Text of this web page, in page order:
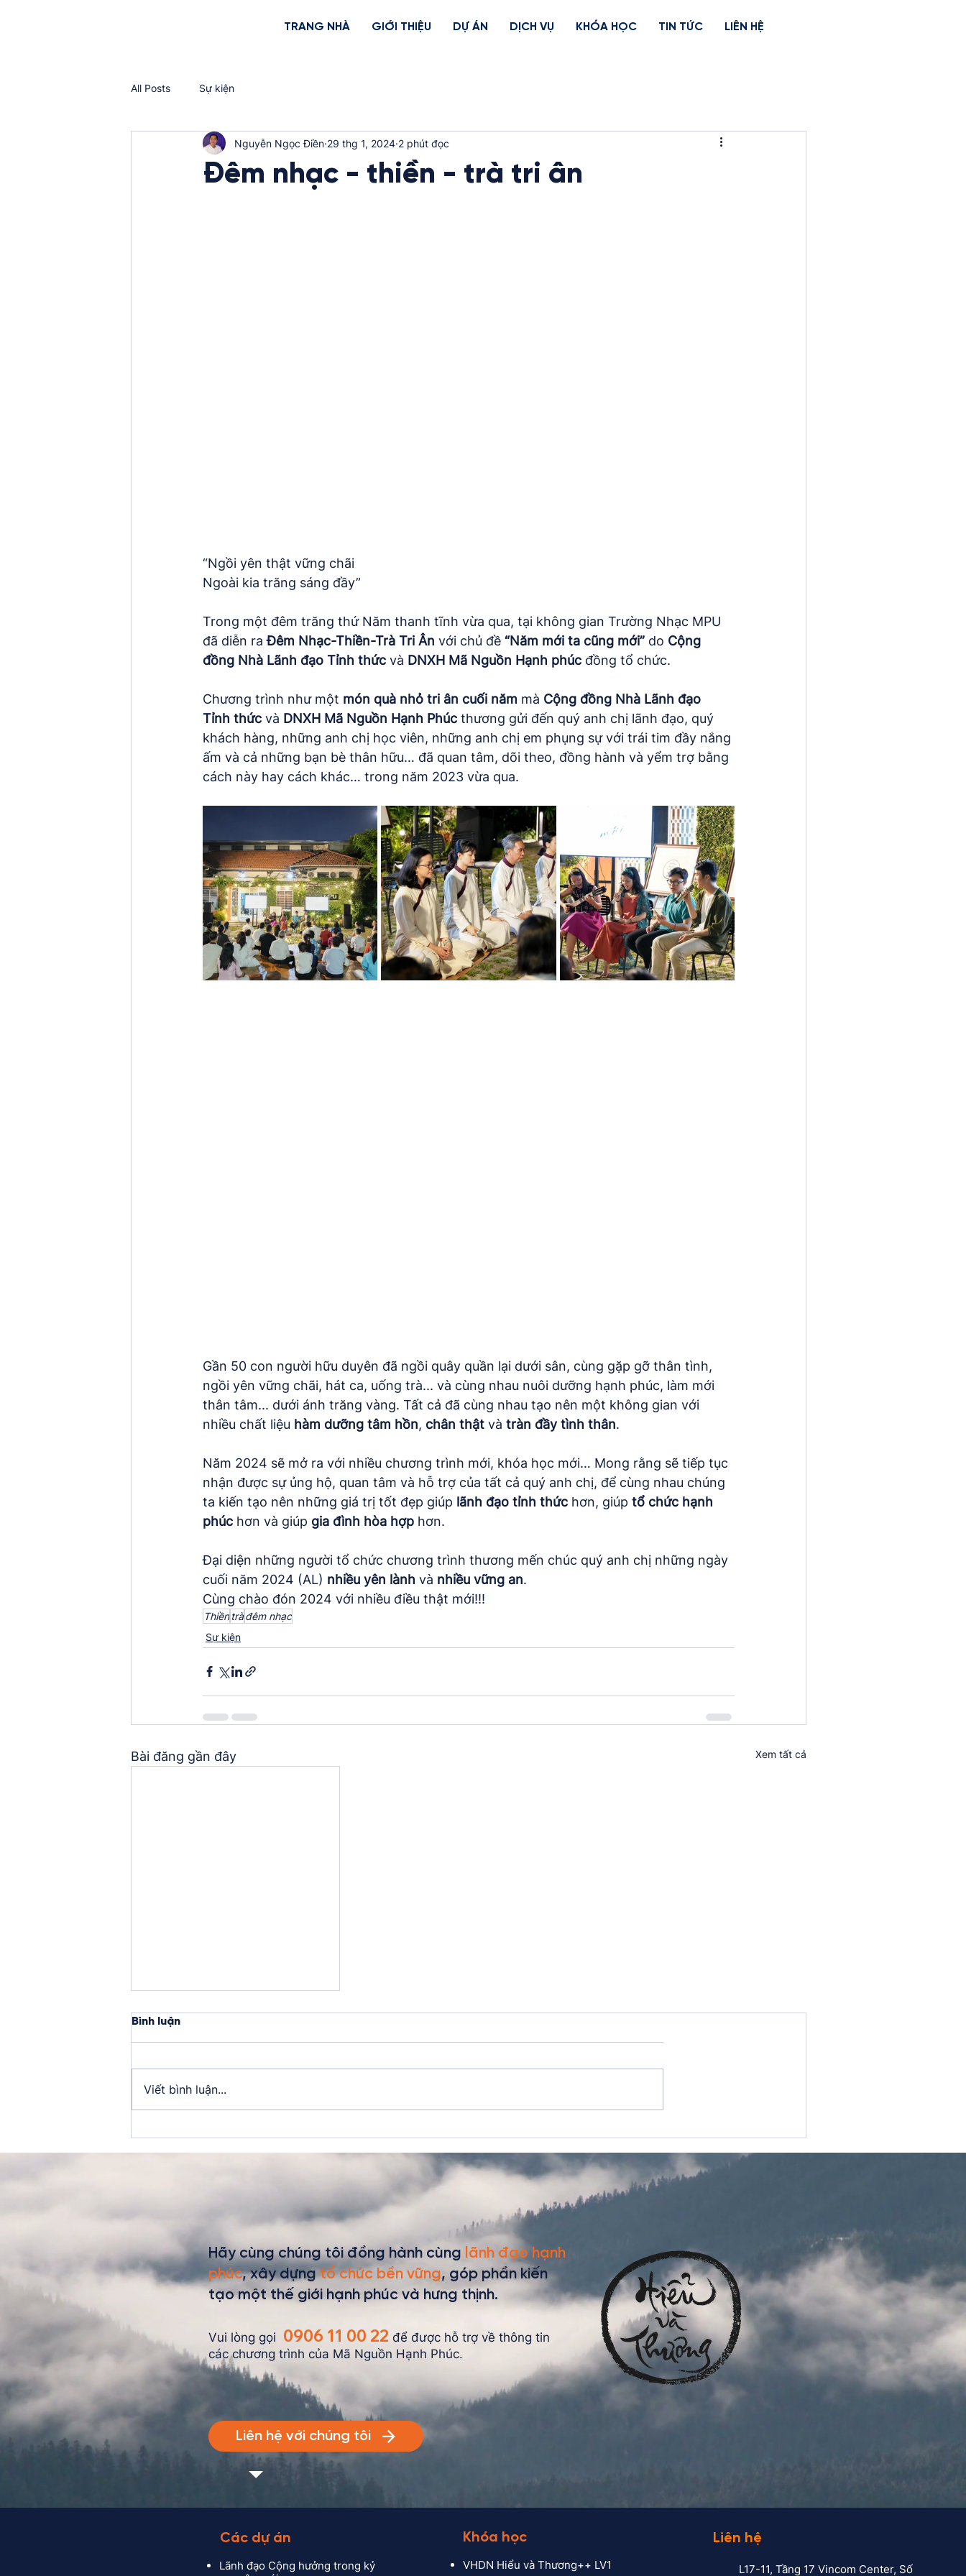
TRANG NHÀ GIỚI THIỆU DỰ ÁN DỊCH VỤ KHÓA HỌC TIN TỨC LIÊN HỆ
All Posts Sự kiện
Đêm nhạc - thiền - trà tri ân
Nguyễn Ngọc Điền 29 thg 1, 2024 2 phút đọc
“Ngồi yên thật vững chãi
Ngoài kia trăng sáng đầy”
Trong một đêm trăng thứ Năm thanh tĩnh vừa qua, tại không gian Trường Nhạc MPU
đã diễn ra Đêm Nhạc-Thiền-Trà Tri Ân với chủ đề “Năm mới ta cũng mới” do Cộng
đồng Nhà Lãnh đạo Tỉnh thức và DNXH Mã Nguồn Hạnh phúc đồng tổ chức.
Chương trình như một món quà nhỏ tri ân cuối năm mà Cộng đồng Nhà Lãnh đạo
Tỉnh thức và DNXH Mã Nguồn Hạnh Phúc thương gửi đến quý anh chị lãnh đạo, quý
khách hàng, những anh chị học viên, những anh chị em phụng sự với trái tim đầy nắng
ấm và cả những bạn bè thân hữu… đã quan tâm, dõi theo, đồng hành và yểm trợ bằng
cách này hay cách khác… trong năm 2023 vừa qua.
Gần 50 con người hữu duyên đã ngồi quây quần lại dưới sân, cùng gặp gỡ thân tình,
ngồi yên vững chãi, hát ca, uống trà... và cùng nhau nuôi dưỡng hạnh phúc, làm mới
thân tâm... dưới ánh trăng vàng. Tất cả đã cùng nhau tạo nên một không gian với
nhiều chất liệu hàm dưỡng tâm hồn, chân thật và tràn đầy tình thân.
Năm 2024 sẽ mở ra với nhiều chương trình mới, khóa học mới… Mong rằng sẽ tiếp tục
nhận được sự ủng hộ, quan tâm và hỗ trợ của tất cả quý anh chị, để cùng nhau chúng
ta kiến tạo nên những giá trị tốt đẹp giúp lãnh đạo tỉnh thức hơn, giúp tổ chức hạnh
phúc hơn và giúp gia đình hòa hợp hơn.
Đại diện những người tổ chức chương trình thương mến chúc quý anh chị những ngày
cuối năm 2024 (AL) nhiều yên lành và nhiều vững an.
Cùng chào đón 2024 với nhiều điều thật mới!!!
Thiền tràđêm nhạc
Sự kiện
Bài đăng gần đây Xem tất cả
Bình luận
Viết bình luận...
Hãy cùng chúng tôi đồng hành cùng lãnh đạo hạnh
phúc, xây dựngtổ chức bền vững, góp phần kiến
tạo một thế giới hạnh phúc và hưng thịnh.
Vui lòng gọi 0906 11 00 22 để được hỗ trợ về thông tin
các chương trình của Mã Nguồn Hạnh Phúc.
Liên hệ với chúng tôi
Các dự án
Lãnh đạo Cộng hưởng trong kỷ
Khóa học
VHDN Hiểu và Thương++ LV1
Liên hệ
L17-11, Tầng 17 Vincom Center, Số